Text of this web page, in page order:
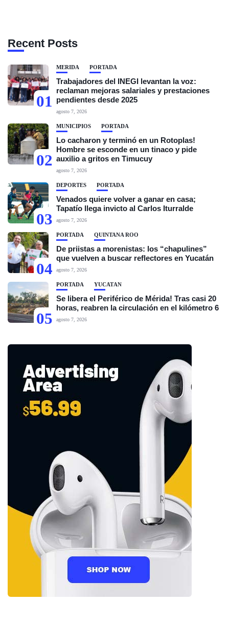
Recent Posts
01
MÉRIDA PORTADA
Trabajadores del INEGI levantan la voz:
reclaman mejoras salariales y prestaciones
pendientes desde 2025
agosto 7, 2026
02
MUNICIPIOS PORTADA
Lo cacharon y terminó en un Rotoplas!
Hombre se esconde en un tinaco y pide
auxilio a gritos en Timucuy
agosto 7, 2026
03
DEPORTES PORTADA
Venados quiere volver a ganar en casa;
Tapatío llega invicto al Carlos Iturralde
agosto 7, 2026
04
PORTADA QUINTANA ROO
De priistas a morenistas: los “chapulines”
que vuelven a buscar reflectores en Yucatán
agosto 7, 2026
05
PORTADA YUCATÁN
Se libera el Periférico de Mérida! Tras casi 20
horas, reabren la circulación en el kilómetro 6
agosto 7, 2026